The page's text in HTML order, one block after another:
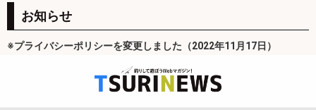
お知らせ
※プライバシーポリシーを変更しました（2022年11月17日）